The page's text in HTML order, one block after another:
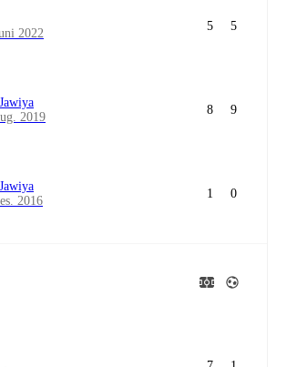
2022
5 5
2019
8 9
2016
1 0